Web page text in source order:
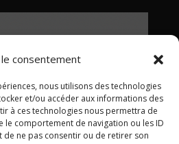
consentement
nous utilisons des technologies
et/ou accéder aux informations des
à ces technologies nous permettra de
le comportement de navigation ou les ID
de ne pas consentir ou de retirer son